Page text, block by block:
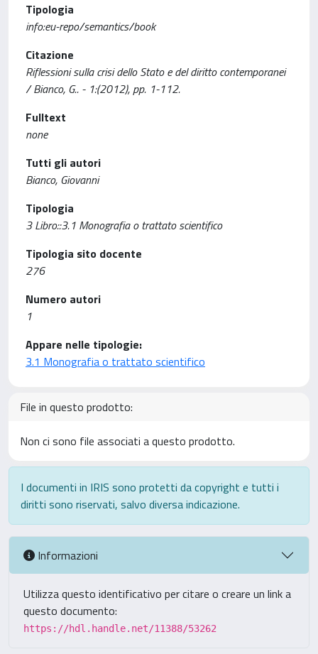
Tipologia
info:eu-repo/semantics/book
Citazione
Riflessioni sulla crisi dello Stato e del diritto contemporanei
/ Bianco, G.. - 1:(2012), pp. 1-112.
Fulltext
none
Tutti gli autori
Bianco, Giovanni
Tipologia
3 Libro::3.1 Monografia o trattato scientifico
Tipologia sito docente
276
Numero autori
1
Appare nelle tipologie:
3.1 Monografia o trattato scientifico
File in questo prodotto:
Non ci sono file associati a questo prodotto.
I documenti in IRIS sono protetti da copyright e tutti i
diritti sono riservati, salvo diversa indicazione.
Informazioni
Utilizza questo identificativo per citare o creare un link a
questo documento:
https://hdl.handle.net/11388/53262